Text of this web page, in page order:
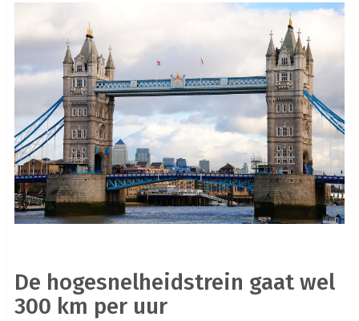
De hogesnelheidstrein gaat wel
300 km per uur